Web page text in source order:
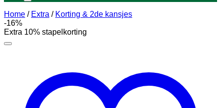
Home / Extra / Korting & 2de kansjes
-16%
Extra 10% stapelkorting